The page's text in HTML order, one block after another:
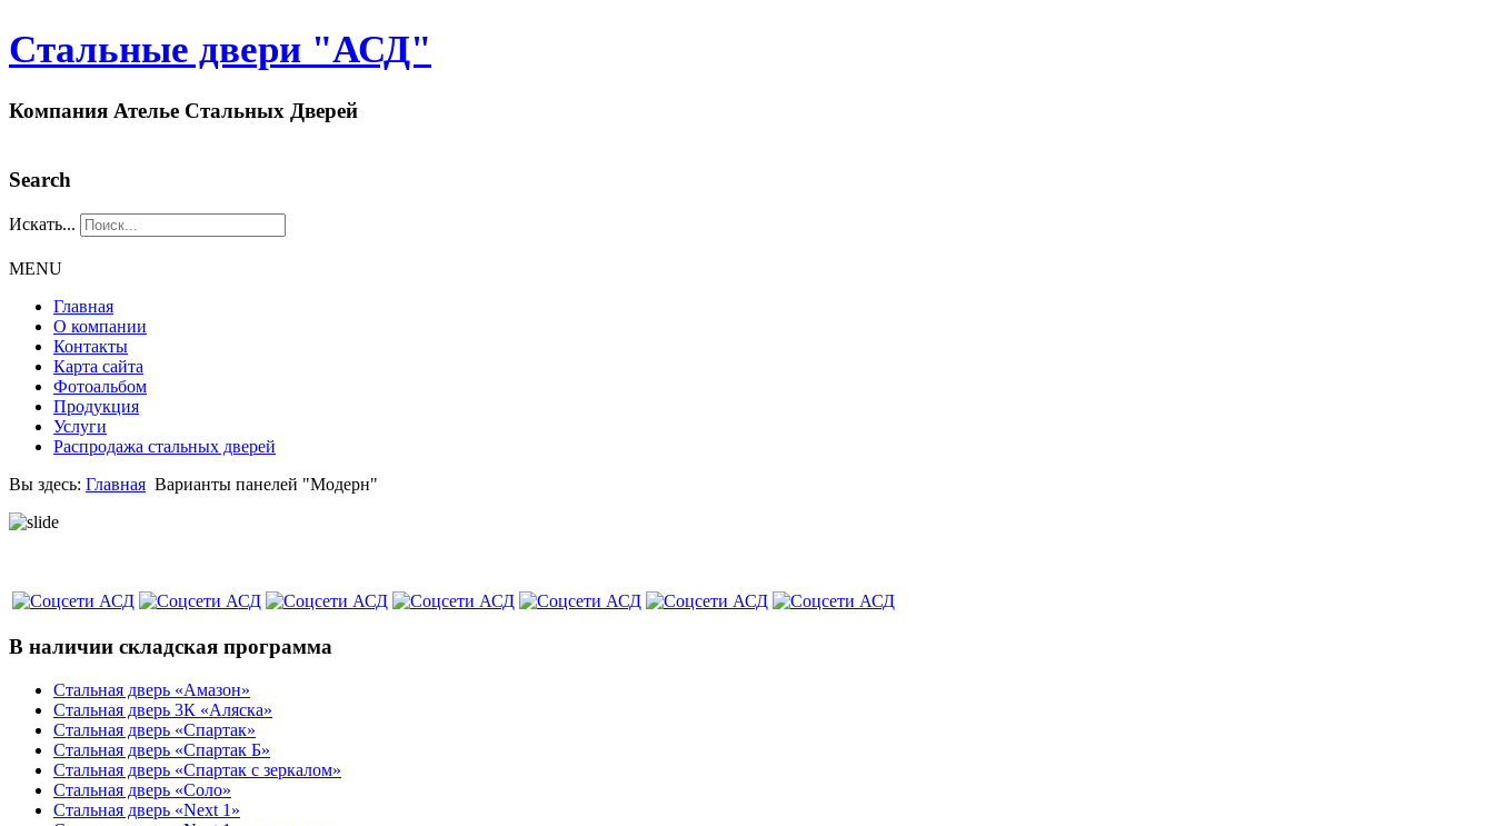
Стальные двери "АСД"
Компания Ателье Стальных Дверей
Search
Искать...
MENU
Главная
О компании
Контакты
Карта сайта
Фотоальбом
Продукция
Услуги
Распродажа стальных дверей
Вы здесь: Главная Варианты панелей "Модерн"
В наличии складская программа
Стальная дверь «Амазон»
Стальная дверь 3К «Аляска»
Стальная дверь «Спартак»
Стальная дверь «Спартак Б»
Стальная дверь «Спартак с зеркалом»
Стальная дверь «Соло»
Стальная дверь «Next 1»